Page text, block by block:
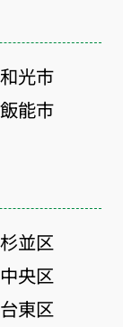
和光市
飯能市
杉並区
中央区
台東区